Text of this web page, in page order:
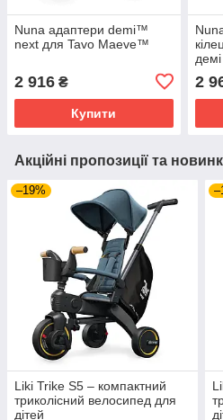
Nuna адаптери demi™
next для Tavo Maeve™
2 916 ₴
Купити
демі
2
Акційні пропозиції та
–19%
Liki Trike S5 – компактний
триколісний велосипед для
дітей